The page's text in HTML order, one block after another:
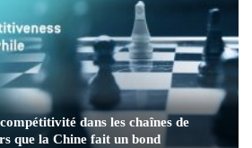
dans les chaînes de
que la Chine fait un bond